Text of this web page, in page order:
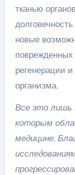
тканью
новые
регенерации
организма.
Все это лишь
которым
медицине.